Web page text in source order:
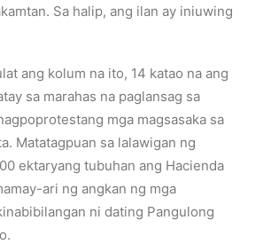
Sa halip, ang ilan ay iniuwing
ang kolum na ito, 14 katao na ang
sa marahas na paglansag sa
mga magsasaka sa
Matatagpuan sa lalawigan ng
ektaryang tubuhan ang Hacienda
ari ng angkan ng mga
ni dating Pangulong